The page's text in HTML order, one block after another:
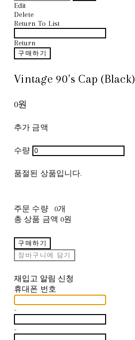
Edit
Delete
Return To List
Return
구매하기
Vintage 90's Cap (Black)
0원
추가 금액
수량
품절된 상품입니다.
주문 수량
0개
총 상품 금액 0원
구매하기
장바구니에 담기
재입고 알림 신청
휴대폰 번호
-
-